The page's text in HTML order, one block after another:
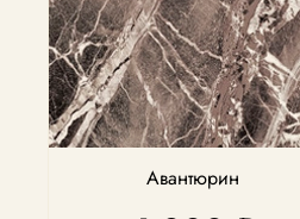
Авантюрин